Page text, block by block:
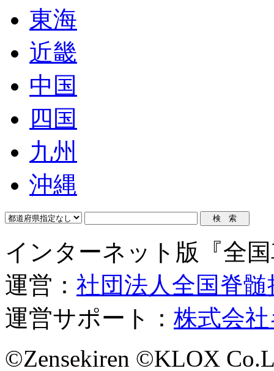
東海
近畿
中国
四国
九州
沖縄
インターネット版『全
運営： 社団法人全国脊
運営サポート： 株式会
©Zensekiren ©KLOX